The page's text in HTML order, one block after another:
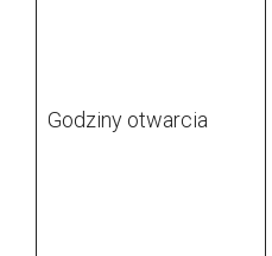
Godziny otwarcia